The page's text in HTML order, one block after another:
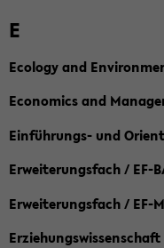
E
Ecology and
Economics and
Einführungs- und
Erweiterungsfach / EF-
Erweiterungsfach / EF-
Erziehungswissenschaft